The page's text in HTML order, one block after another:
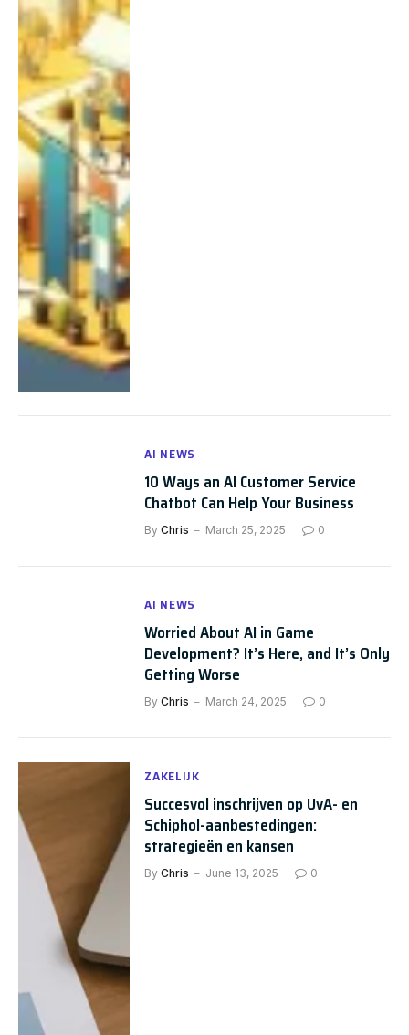
AI NEWS
10 Ways an AI Customer Service
Chatbot Can Help Your Business
By Chris March 25, 2025 0
AI NEWS
Worried About AI in Game
Development? It’s Here, and It’s Only
Getting Worse
By Chris March 24, 2025 0
ZAKELIJK
Succesvol inschrijven op UvA- en
Schiphol-aanbestedingen:
strategieën en kansen
By Chris June 13, 2025 0